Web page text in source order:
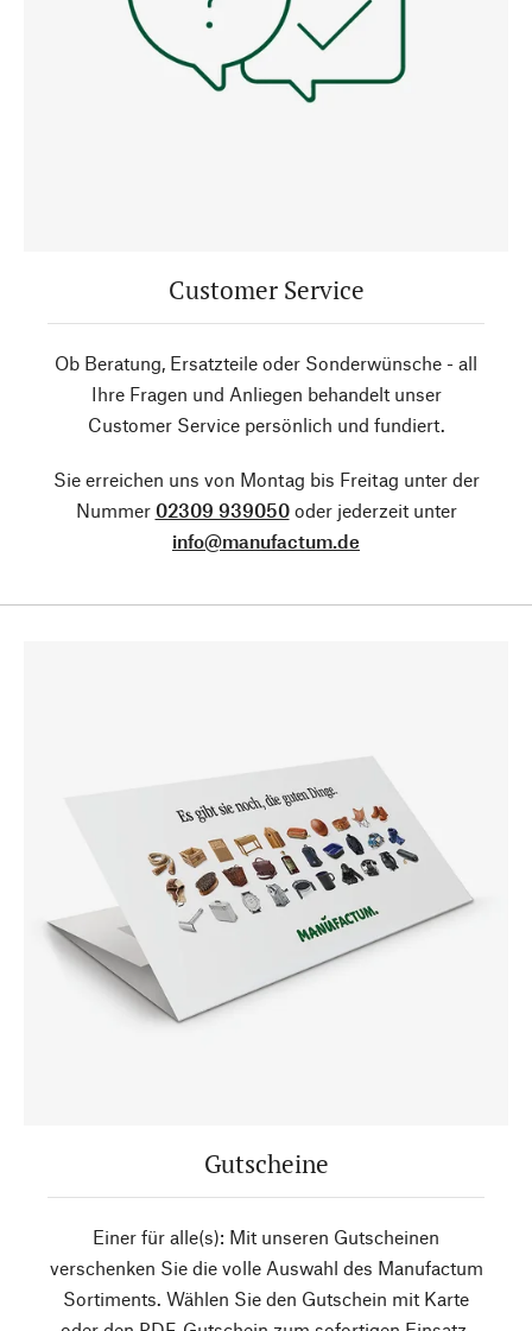
Customer Service
Ob Beratung, Ersatzteile oder Sonderwünsche - all
Ihre Fragen und Anliegen behandelt unser
Customer Service persönlich und fundiert.
Sie erreichen uns von Montag bis Freitag unter der
Nummer 02309 939050oder jederzeit unter
info@manufactum.de
Gutscheine
Einer für alle(s): Mit unseren Gutscheinen
verschenken Sie die volle Auswahl des Manufactum
Sortiments. Wählen Sie den Gutschein mit Karte